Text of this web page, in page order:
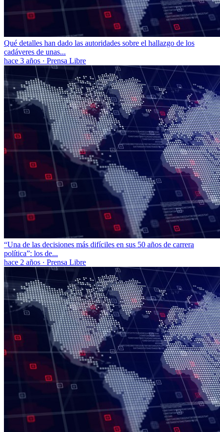
Qué detalles han dado las autoridades sobre el hallazgo de los
cadáveres de unas...
hace 3 años · Prensa Libre
“Una de las decisiones más difíciles en sus 50 años de carrera
política”: los de...
hace 2 años · Prensa Libre